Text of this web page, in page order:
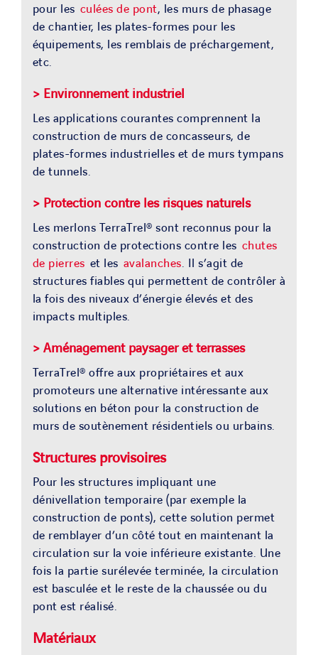
pour les culées de pont, les murs de phasage
de chantier, les plates-formes pour les
équipements, les remblais de préchargement,
etc.
> Environnement industriel
Les applications courantes comprennent la
construction de murs de concasseurs, de
plates-formes industrielles et de murs tympans
de tunnels.
> Protection contre les risques naturels
Les merlons TerraTrel® sont reconnus pour la
construction de protections contre les chutes
de pierres et les avalanches. Il s’agit de
structures fiables qui permettent de contrôler à
la fois des niveaux d’énergie élevés et des
impacts multiples.
> Aménagement paysager et terrasses
TerraTrel® offre aux propriétaires et aux
promoteurs une alternative intéressante aux
solutions en béton pour la construction de
murs de soutènement résidentiels ou urbains.
Structures provisoires
Pour les structures impliquant une
dénivellation temporaire (par exemple la
construction de ponts), cette solution permet
de remblayer d’un côté tout en maintenant la
circulation sur la voie inférieure existante. Une
fois la partie surélevée terminée, la circulation
est basculée et le reste de la chaussée ou du
pont est réalisé.
Matériaux